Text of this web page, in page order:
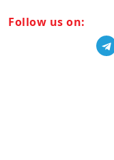
Follow us on: